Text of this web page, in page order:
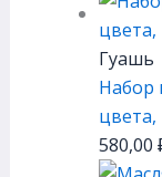
Гуашь
Набор
580,00